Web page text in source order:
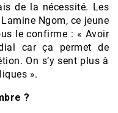
de la nécessité. Les
Ngom, ce jeune
le confirme : « Avoir
car ça permet de
On s’y sent plus à
».
?